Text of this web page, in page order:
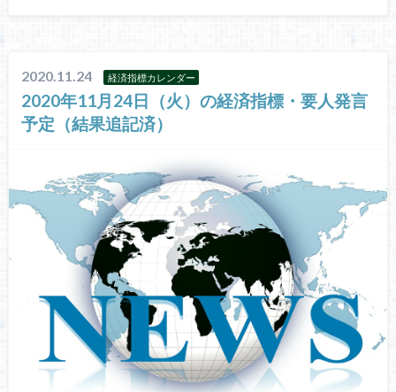
2020.11.24 経済指標カレンダー
2020年11月24日（火）の経済指標・要人発言
予定（結果追記済）